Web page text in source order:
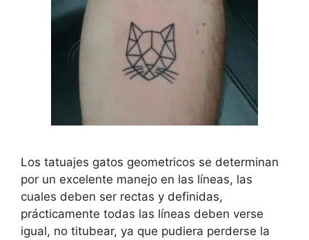
Los tatuajes gatos geometricos se determinan
por un excelente manejo en las líneas, las
cuales deben ser rectas y definidas,
prácticamente todas las líneas deben verse
igual, no titubear, ya que pudiera perderse la